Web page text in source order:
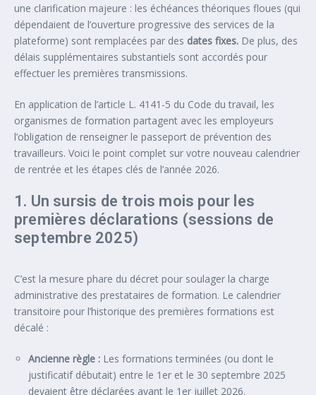
une clarification majeure : les échéances théoriques floues (qui
dépendaient de l’ouverture progressive des services de la
plateforme) sont remplacées par des dates fixes. De plus, des
délais supplémentaires substantiels sont accordés pour
effectuer les premières transmissions.
En application de l’article L. 4141-5 du Code du travail, les
organismes de formation partagent avec les employeurs
l’obligation de renseigner le passeport de prévention des
travailleurs. Voici le point complet sur votre nouveau calendrier
de rentrée et les étapes clés de l’année 2026.
1. Un sursis de trois mois pour les
premières déclarations (sessions de
septembre 2025)
C’est la mesure phare du décret pour soulager la charge
administrative des prestataires de formation. Le calendrier
transitoire pour l’historique des premières formations est
décalé :
Ancienne règle : Les formations terminées (ou dont le
justificatif débutait) entre le 1er et le 30 septembre 2025
devaient être déclarées avant le 1er juillet 2026.